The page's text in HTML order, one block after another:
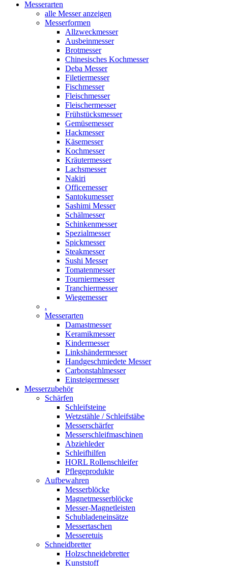
Messerarten
alle Messer anzeigen
Messerformen
Allzweckmesser
Ausbeinmesser
Brotmesser
Chinesisches Kochmesser
Deba Messer
Filetiermesser
Fischmesser
Fleischmesser
Fleischermesser
Frühstücksmesser
Gemüsemesser
Hackmesser
Käsemesser
Kochmesser
Kräutermesser
Lachsmesser
Nakiri
Officemesser
Santokumesser
Sashimi Messer
Schälmesser
Schinkenmesser
Spezialmesser
Spickmesser
Steakmesser
Sushi Messer
Tomatenmesser
Tourniermesser
Tranchiermesser
Wiegemesser
.
Messerarten
Damastmesser
Keramikmesser
Kindermesser
Linkshändermesser
Handgeschmiedete Messer
Carbonstahlmesser
Einsteigermesser
Messerzubehör
Schärfen
Schleifsteine
Wetzstähle / Schleifstäbe
Messerschärfer
Messerschleifmaschinen
Abziehleder
Schleifhilfen
HORL Rollenschleifer
Pflegeprodukte
Aufbewahren
Messerblöcke
Magnetmesserblöcke
Messer-Magnetleisten
Schubladeneinsätze
Messertaschen
Messeretuis
Schneidbretter
Holzschneidebretter
Kunststoff